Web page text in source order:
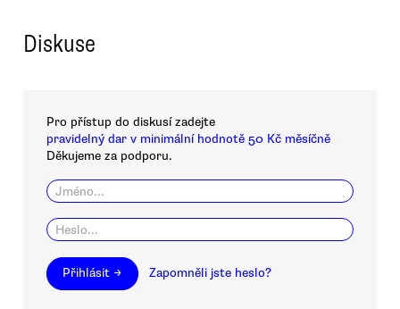
Diskuse
Pro přístup do diskusí zadejte
pravidelný dar v minimální hodnotě 50 Kč měsíčně
Děkujeme za podporu.
Přihlásit → Zapomněli jste heslo?